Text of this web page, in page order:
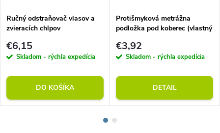
Ručný odstraňovač vlasov a
zvieracích chlpov
€6,15
Skladom - rýchla expedícia
DO KOŠÍKA
Protišmyková metrážna
podložka pod koberec (vlastný
€3,92
Skladom - rýchla expedícia
DETAIL